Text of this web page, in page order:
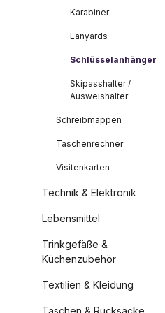
Karabiner
Lanyards
Schlüsselanhänger
Skipasshalter /
Ausweishalter
Schreibmappen
Taschenrechner
Visitenkarten
Technik & Elektronik
Lebensmittel
Trinkgefäße &
Küchenzubehör
Textilien & Kleidung
Taschen & Rucksäcke